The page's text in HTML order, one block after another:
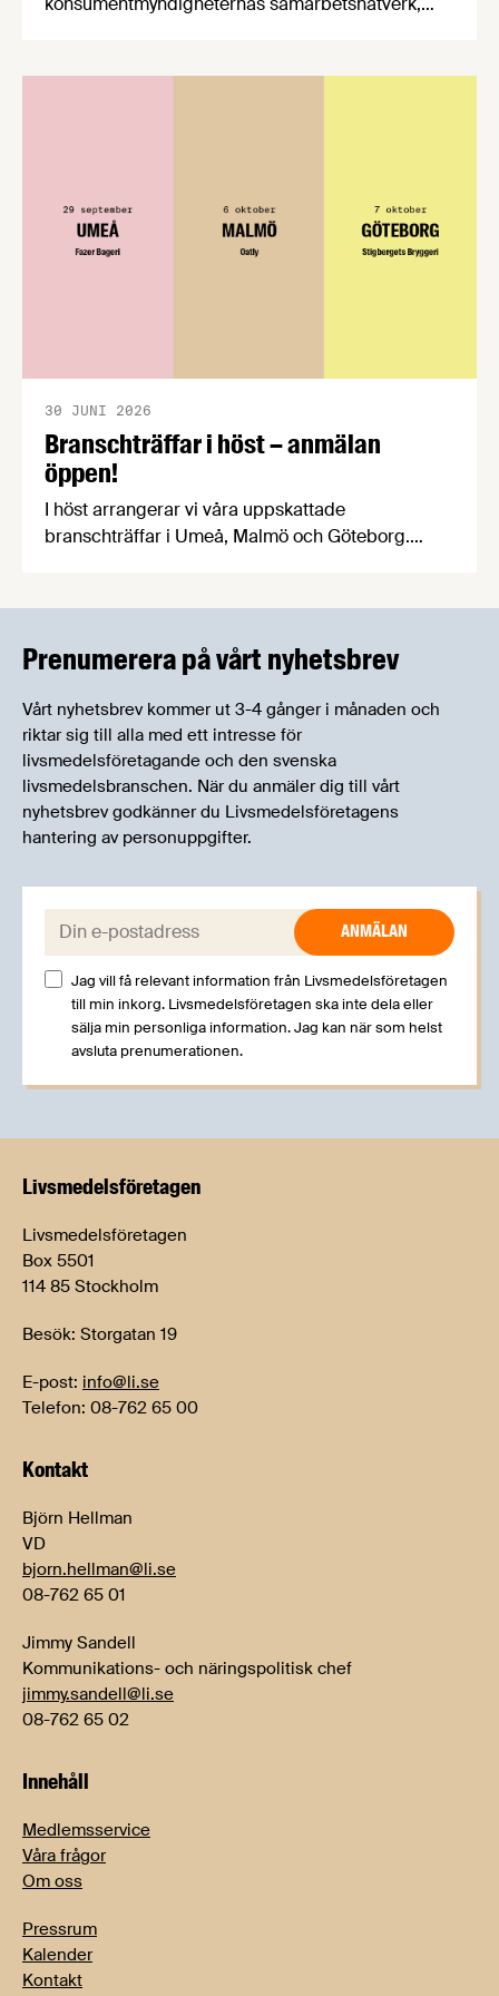
konsumentmaktsdirektivet. Livsmedelsföretagen
Branschträffar i höst – anmälan
öppen!
30 JUNI 2026
I höst arrangerar vi våra uppskattade
branschträffar i Umeå, Malmö och Göteborg.
kan träffa branschkollegor och utbyta
Prenumerera på vårt nyhetsbrev
Vårt nyhetsbrev kommer ut 3-4 gånger i månaden och
riktar sig till alla med ett intresse för
livsmedelsföretagande och den svenska
livsmedelsbranschen. När du anmäler dig till vårt
nyhetsbrev godkänner du Livsmedelsföretagens
hantering av personuppgifter.
E-post:
Jag vill få relevant information från Livsmedelsföretagen
till min inkorg. Livsmedelsföretagen ska inte dela eller
sälja min personliga information. Jag kan när som helst
avsluta prenumerationen.
Livsmedels­företagen
Livsmedelsföretagen
Box 5501
114 85 Stockholm
Besök: Storgatan 19
E-post: info@li.se
Telefon: 08-762 65 00
Kontakt
Björn Hellman
VD
bjorn.hellman@li.se
08-762 65 01
Jimmy Sandell
Kommunikations- och näringspolitisk chef
jimmy.sandell@li.se
08-762 65 02
Innehåll
Medlemsservice
Våra frågor
Om oss
Pressrum
Kalender
Kontakt